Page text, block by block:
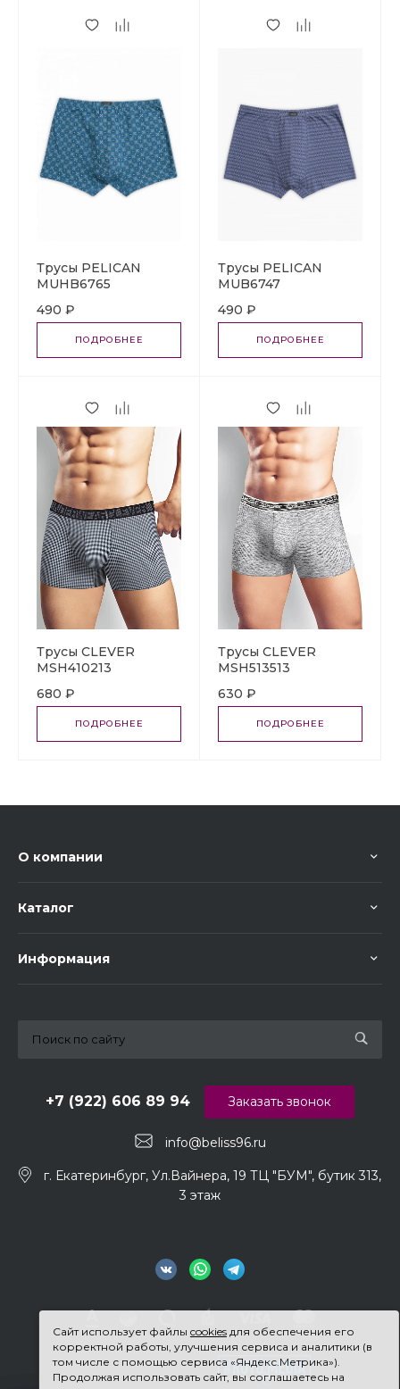
Сайт использует файлы cookiesдля обеспечения его
корректной работы, улучшения сервиса и аналитики (в
том числе с помощью сервиса «Яндекс.Метрика»).
Продолжая использовать сайт, вы соглашаетесь на
Трусы PELICAN
MUHB6765
490 ₽
ПОДРОБНЕЕ
Трусы PELICAN
MUB6747
490 ₽
ПОДРОБНЕЕ
Трусы CLEVER
MSH410213
680 ₽
ПОДРОБНЕЕ
Трусы CLEVER
MSH513513
630 ₽
ПОДРОБНЕЕ
О компании
Каталог
Информация
+7 (922) 606 89 94
info@beliss96.ru
Заказать звонок
г. Екатеринбург, Ул.Вайнера, 19 ТЦ "БУМ", бутик 313,
3 этаж